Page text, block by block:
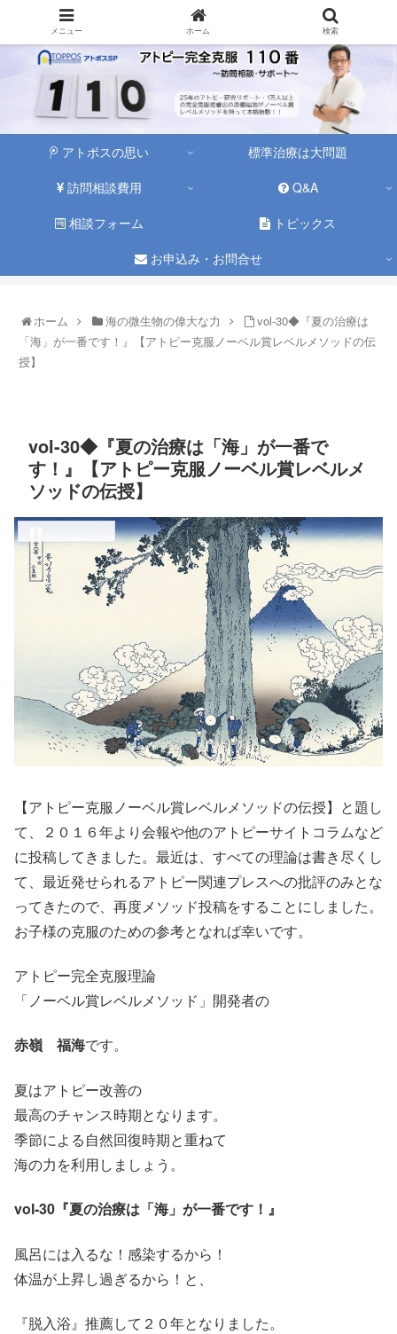
アトポスの思い
標準治療は大問題
訪問相談費用
Q&A
相談フォーム
トピックス
お申込み・お問合せ
ホーム 海の微生物の偉大な力
vol-30◆『夏の治療は
「海」が一番です！』【アトピー克服ノーベル賞レベルメソッドの伝
授】
vol-30◆『夏の治療は「海」が一番で
す！』【アトピー克服ノーベル賞レベルメ
ソッドの伝授】
【アトピー克服ノーベル賞レベルメソッドの伝授】と題し
て、２０１６年より会報や他のアトピーサイトコラムなど
に投稿してきました。最近は、すべての理論は書き尽くし
て、最近発せられるアトピー関連プレスへの批評のみとな
ってきたので、再度メソッド投稿をすることにしました。
お子様の克服のための参考となれば幸いです。
アトピー完全克服理論
「ノーベル賞レベルメソッド」開発者の
赤嶺 福海です。
夏はアトピー改善の
最高のチャンス時期となります。
季節による自然回復時期と重ねて
海の力を利用しましょう。
vol-30『夏の治療は「海」が一番です！』
風呂には入るな！感染するから！
体温が上昇し過ぎるから！と、
『脱入浴』推薦して２０年となりました。
メニュー ホーム 検索